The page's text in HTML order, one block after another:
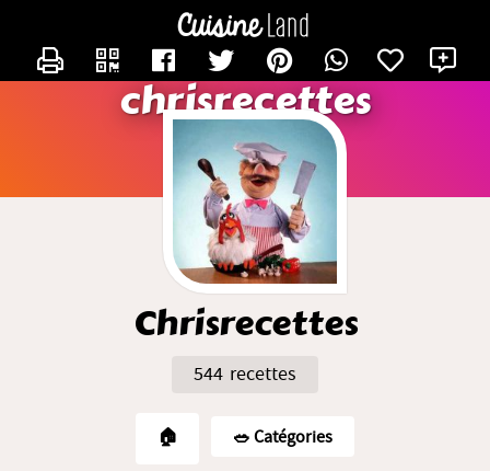
chrisrecettes
Chrisrecettes
544 recettes
🏠 🥗️ Catégories
CONTACTER CHRISRECETTES